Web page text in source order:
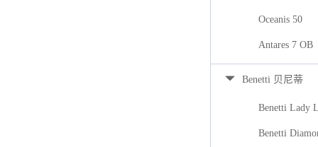
Oceanis 50
Antares 7 OB
Benetti 贝尼蒂
Benetti Lady
Benetti